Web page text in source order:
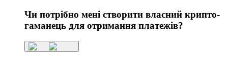
Чи потрібно мені створити власний крипто-
гаманець для отримання платежів?